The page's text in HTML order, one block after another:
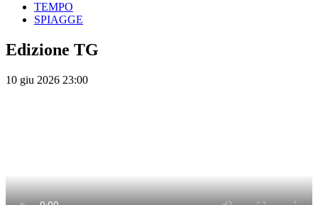
TEMPO
SPIAGGE
Edizione TG
10 giu 2026 23:00